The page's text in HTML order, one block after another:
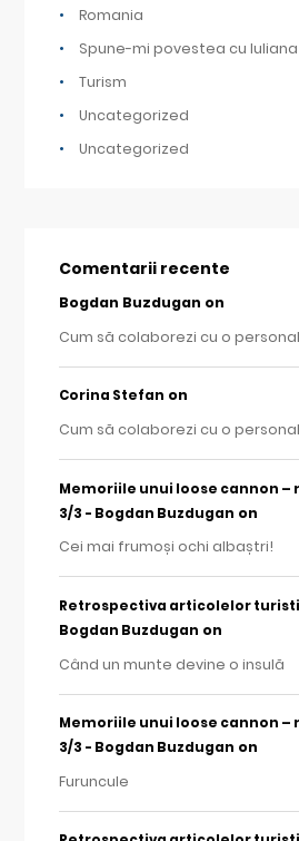
Romania
Spune-mi povestea cu
Turism
Uncategorized
Uncategorized
Comentarii recente
Bogdan Buzdugan on
Cum să colaborezi cu o
Corina Stefan on
Cum să colaborezi cu o
Memoriile unui loose cannon –
3/3 - Bogdan Buzdugan on
Cei mai frumoși ochi albaștri!
Retrospectiva articolelor
Bogdan Buzdugan on
Când un munte devine o insulă
Memoriile unui loose cannon –
3/3 - Bogdan Buzdugan on
Furuncule